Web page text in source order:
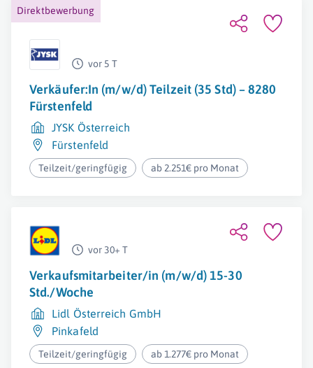
Direktbewerbung
vor 5 T
Verkäufer:In (m/w/d) Teilzeit (35 Std) – 8280
Fürstenfeld
JYSK Österreich
Fürstenfeld
Teilzeit/geringfügig ab 2.251€ pro Monat
vor 30+ T
Verkaufsmitarbeiter/in (m/w/d) 15-30
Std./Woche
Lidl Österreich GmbH
Pinkafeld
Teilzeit/geringfügig ab 1.277€ pro Monat